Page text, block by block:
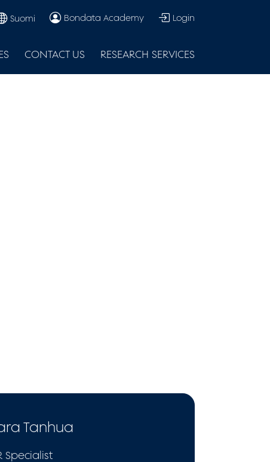
CONTACT US RESEARCH SERVICES
Suomi Bondata Academy Login
Tanhua
Specialist